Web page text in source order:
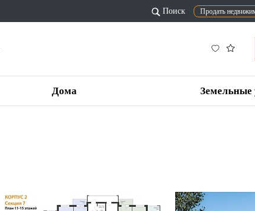
Поиск Продать
Дома Земельные